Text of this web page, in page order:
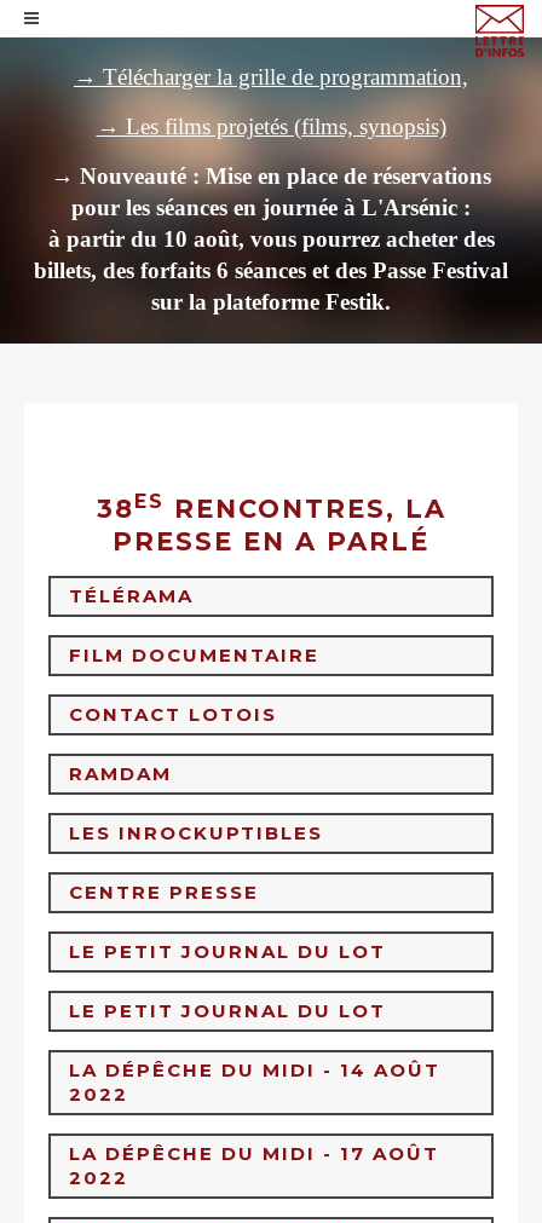
→ Télécharger la grille de programmation,
→ Les films projetés (films, synopsis)
→ Nouveauté : Mise en place de réservations
pour les séances en journée à L'Arsénic :
à partir du 10 août, vous pourrez acheter des
billets, des forfaits 6 séances et des Passe Festival
sur la plateforme Festik.
38ES
RENCONTRES, LA
PRESSE EN A PARLÉ
TÉLÉRAMA
FILM DOCUMENTAIRE
CONTACT LOTOIS
RAMDAM
LES INROCKUPTIBLES
CENTRE PRESSE
LE PETIT JOURNAL DU LOT
LE PETIT JOURNAL DU LOT
LA DÉPÊCHE DU MIDI - 14 AOÛT
2022
LA DÉPÊCHE DU MIDI - 17 AOÛT
2022